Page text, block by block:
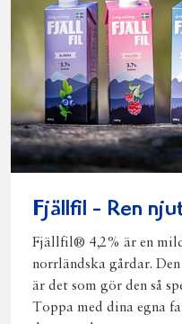
Fjällfil - Ren
Fjällfil® 4,2% är en
norrländska gårdar.
är det som gör den så
Toppa med dina egna